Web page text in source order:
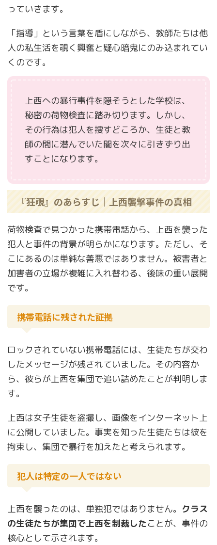
っていきます。
「指導」という言葉を盾にしながら、教師たちは他
人の私生活を覗く興奮と疑心暗鬼にのみ込まれてい
くのです。
上西への暴行事件を隠そうとした学校は、
秘密の荷物検査に踏み切ります。しかし、
その行為は犯人を捜すどころか、生徒と教
師の間に潜んでいた闇を次々に引きずり出
すことになります。
『狂覗』のあらすじ｜上西襲撃事件の真相
荷物検査で見つかった携帯電話から、上西を襲った
犯人と事件の背景が明らかになります。ただし、そ
こにあるのは単純な善悪ではありません。被害者と
加害者の立場が複雑に入れ替わる、後味の重い展開
です。
携帯電話に残された証拠
ロックされていない携帯電話には、生徒たちが交わ
したメッセージが残されていました。その内容か
ら、彼らが上西を集団で追い詰めたことが判明しま
す。
上西は女子生徒を盗撮し、画像をインターネット上
に公開していました。事実を知った生徒たちは彼を
拘束し、集団で暴行を加えたと考えられます。
犯人は特定の一人ではない
上西を襲ったのは、単独犯ではありません。 クラス
の生徒たちが集団で上西を制裁したことが、事件の
核心として示されます。